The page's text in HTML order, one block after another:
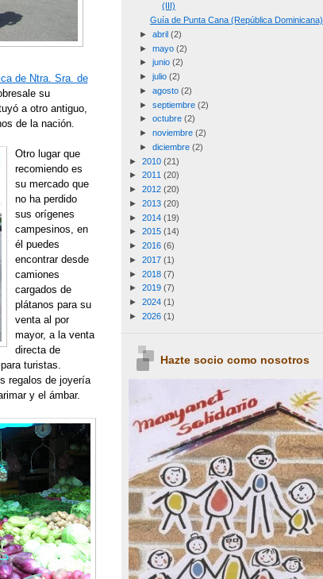
de Ntra. Sra. de
su
a otro antiguo,
de la nación.
Otro lugar que
recomiendo es
su mercado que
no ha perdido
sus orígenes
campesinos, en
él puedes
encontrar desde
camiones
cargados de
plátanos para su
venta al por
mayor, a la venta
directa de
turistas.
regalos de joyería
y el ámbar.
(III)
Guía de Punta Cana (República Dominicana)
► abril (2)
► mayo (2)
► junio (2)
► julio (2)
► agosto (2)
► septiembre (2)
► octubre (2)
► noviembre (2)
► diciembre (2)
► 2010 (21)
► 2011 (20)
► 2012 (20)
► 2013 (20)
► 2014 (19)
► 2015 (14)
► 2016 (6)
► 2017 (1)
► 2018 (7)
► 2019 (7)
► 2024 (1)
► 2026 (1)
Hazte socio como nosotros